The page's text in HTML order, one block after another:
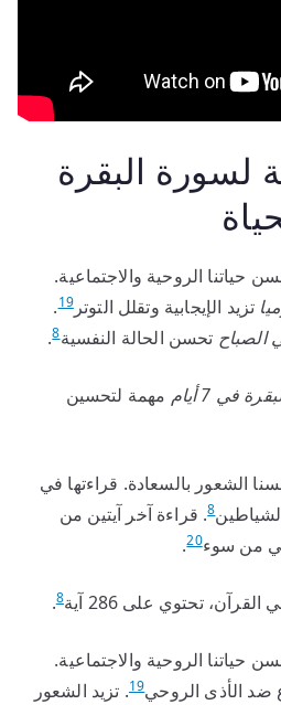
لسورة البقرة
حياتنا الروحية والاجتماعية.
تزيد الإيجابية وتقلل التوتر19
.
الصباح تحسن الحالة النفسية8
.
في 7 أيام
مهمة لتحسين
الشعور بالسعادة. قراءتها في
8. قراءة آخر آيتين من
من سوء20
.
تحتوي على 286 آية 8
.
حياتنا الروحية والاجتماعية.
ضد الأذى الروحي19. تزيد الشعور